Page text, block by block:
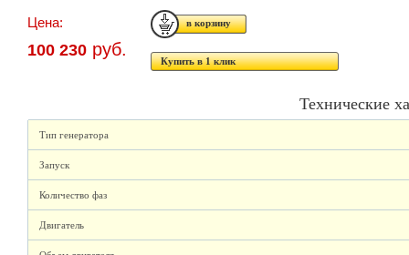
Цена:
100 230 руб.
Купить в 1 клик
Технические
Тип генератора
Запуск
Количество фаз
Двигатель